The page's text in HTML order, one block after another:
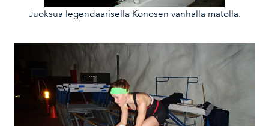
Juoksua legendaarisella Konosen vanhalla matolla.